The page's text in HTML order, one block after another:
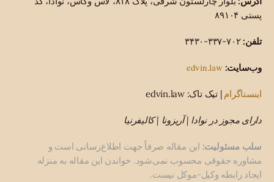
پستی ۸۹۱۰۴
تلفن:۷۰۲-۳۳۷-۳۴۳۰
وب‌سایت: edvin.law
اینستاگرام | تیک تاک: edvin.law
دارای مجوز در نوادا | آریزونا | کالیفرنیا
سلب مسئولیت: این مقاله صرفاً جهت اطلاع‌رسانی است و
مشاوره حقوقی محسوب نمی‌شود. خواندن این مقاله به منزله
ایجاد رابطه وکیل-موکل نیست.